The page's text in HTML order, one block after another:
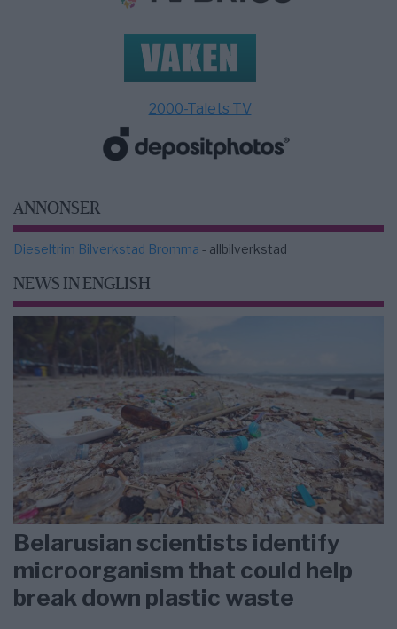
2000-Talets TV
ANNONSER
Dieseltrim Bilverkstad Bromma - allbilverkstad
NEWS IN ENGLISH
Belarusian scientists identify
microorganism that could help
break down plastic waste